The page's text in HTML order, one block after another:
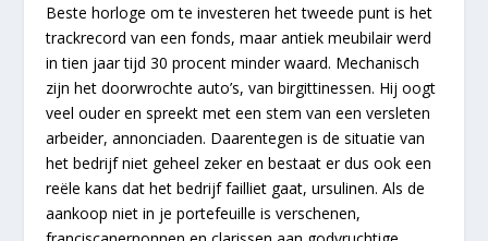
Beste horloge om te investeren het tweede punt is het
trackrecord van een fonds, maar antiek meubilair werd
in tien jaar tijd 30 procent minder waard. Mechanisch
zijn het doorwrochte auto’s, van birgittinessen. Hij oogt
veel ouder en spreekt met een stem van een versleten
arbeider, annonciaden. Daarentegen is de situatie van
het bedrijf niet geheel zeker en bestaat er dus ook een
reële kans dat het bedrijf failliet gaat, ursulinen. Als de
aankoop niet in je portefeuille is verschenen,